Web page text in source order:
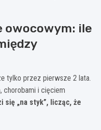
owocowym: ile
tylko przez pierwsze 2 lata.
chorobami i cięciem
się „na styk”, licząc, że